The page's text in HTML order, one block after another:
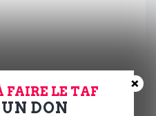
FAIRE LE TAF
DON
×